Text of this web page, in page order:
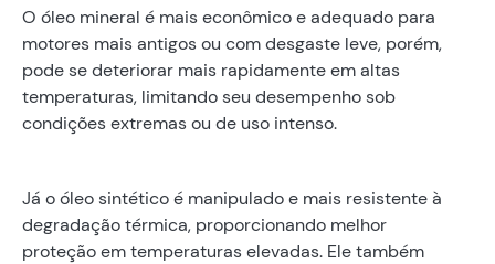
O óleo mineral é mais econômico e adequado para
motores mais antigos ou com desgaste leve, porém,
pode se deteriorar mais rapidamente em altas
temperaturas, limitando seu desempenho sob
condições extremas ou de uso intenso.
Já o óleo sintético é manipulado e mais resistente à
degradação térmica, proporcionando melhor
proteção em temperaturas elevadas. Ele também